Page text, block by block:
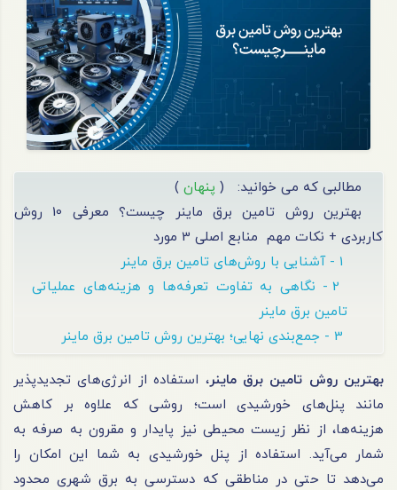
مطالبی که می خوانید: ( پنهان )
بهترین روش تامین برق ماینر چیست؟ معرفی 10 روش
کاربردی + نکات مهم منابع اصلی 3 مورد
2 - نگاهی به تفاوت تعرفه‌ها و هزینه‌های عملیاتی
تامین برق ماینر
بهترین روش تامین برق ماینر، استفاده از انرژی‌های تجدیدپذیر
مانند پنل‌های خورشیدی است؛ روشی که علاوه بر کاهش
هزینه‌ها، از نظر زیست‌ محیطی نیز پایدار و مقرون ‌به ‌صرفه به
شمار می‌آید. استفاده از پنل خورشیدی به شما این امکان را
می‌دهد تا حتی در مناطقی که دسترسی به برق شهری محدود